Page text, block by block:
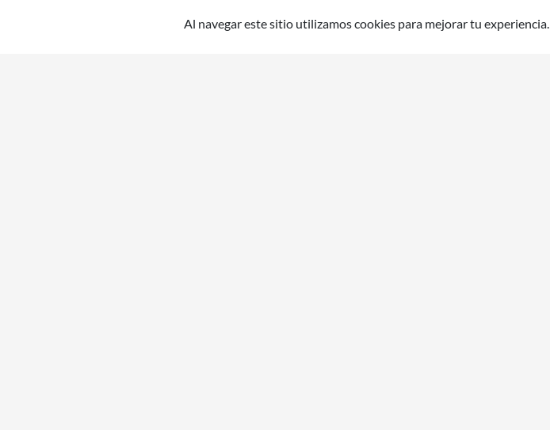
Al navegar este sitio utilizamos cookies para mejorar tu experiencia.